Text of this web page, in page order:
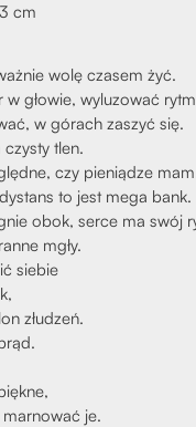
cm
wolę cza­sem żyć.
w gło­wie, wylu­zo­wać
w górach zaszyć się.
tlen.
czy pie­nią­dze
to jest mega bank.
obok, ser­ce ma swój
mgły.
sie­bie
złu­dzeń.
je.